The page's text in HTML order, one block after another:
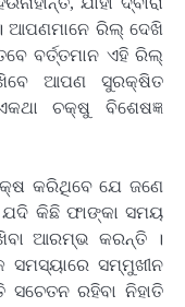
ଆପଣମାନେ ରିଲ୍ ଦେଖି
ବର୍ତ୍ତମାନ ଏହି ରିଲ୍
ଆପଣ ସୁରକ୍ଷିତ
ଚକ୍ଷୁ ବିଶେଷଜ୍ଞ
କରିଥିବେ ଯେ ଜଣେ
ଯଦି କିଛି ଫାଙ୍କା ସମୟ
ଆରମ୍ଭ କରନ୍ତି ।
ସମ୍ମୁଖୀନ
ରହିବା ନିହାତି